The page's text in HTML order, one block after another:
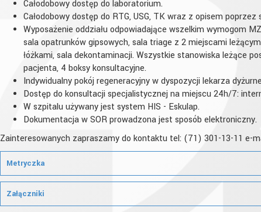
Całodobowy dostęp do laboratorium.
Całodobowy dostęp do RTG, USG, TK wraz z opisem
Wyposażenie oddziału odpowiadające wszelkim wymogom
sala opatrunków gipsowych, sala triage z 2 miejscami
łóżkami, sala dekontaminacji. Wszystkie stanowiska leżące
pacjenta, 4 boksy konsultacyjne.
Indywidualny pokój regeneracyjny w dyspozycji lekarza
Dostęp do konsultacji specjalistycznej na miejscu 24h/7:
W szpitalu używany jest system HIS - Eskulap.
Dokumentacja w SOR prowadzona jest sposób elektroniczny.
Zainteresowanych zapraszamy do kontaktu tel: (71) 301-13-11 e-
Metryczka
Załączniki